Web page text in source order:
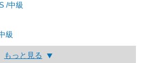
/中級
級
もっと見る